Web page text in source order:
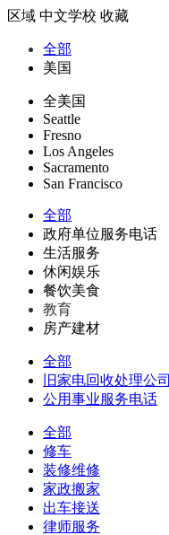
区域 中文学校 收藏
全部
美国
全美国
Seattle
Fresno
Los Angeles
Sacramento
San Francisco
全部
政府单位服务电话
生活服务
休闲娱乐
餐饮美食
教育
房产建材
全部
旧家电回收处理公司
公用事业服务电话
全部
修车
装修维修
家政搬家
出车接送
律师服务